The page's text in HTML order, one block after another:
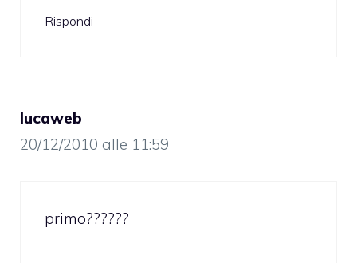
Rispondi
lucaweb
20/12/2010 alle 11:59
primo??????